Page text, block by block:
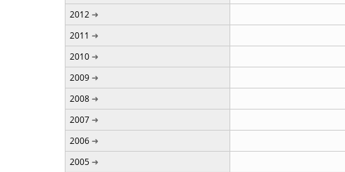
2012
2011
2010
2009
2008
2007
2006
2005